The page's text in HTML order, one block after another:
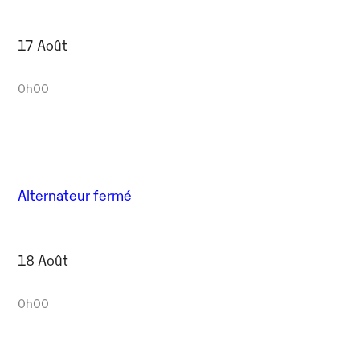
17 Août
0h00
Alternateur fermé
18 Août
0h00